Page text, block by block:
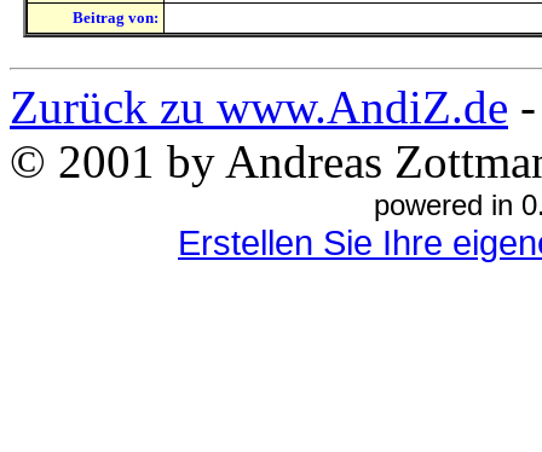
Beitrag von:
Zurück zu www.AndiZ.de
© 2001 by Andreas
powered in
Erstellen Sie Ihre